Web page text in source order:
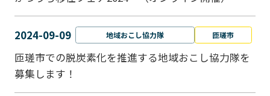
2024-09-09 地域おこし協力隊 匝瑳市
匝瑳市での脱炭素化を推進する地域おこし協⼒隊を
募集します！